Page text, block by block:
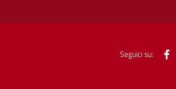
Seguici su: